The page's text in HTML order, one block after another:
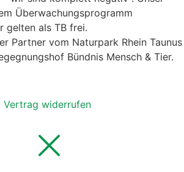
Überwachungsprogramm
gelten als TB frei.
Partner vom Naturpark Rhein Taunus
Bündnis Mensch & Tier.
Vertrag widerrufen